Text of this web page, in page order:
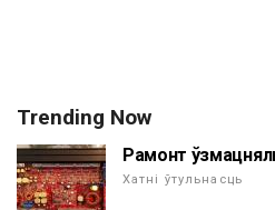
Trending Now
Рамонт
Хатні ўтульнасць